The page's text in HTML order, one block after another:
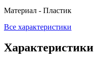
Материал - Пластик
Все характеристики
Характеристики